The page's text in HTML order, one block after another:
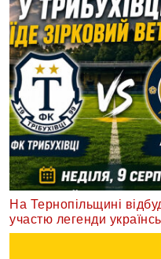
На Тернопільщині
участю легенди